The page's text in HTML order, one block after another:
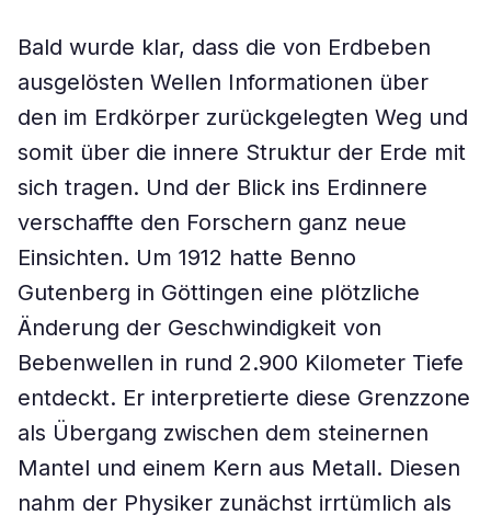
Bald wurde klar, dass die von Erdbeben
ausgelösten Wellen Informationen über
den im Erdkörper zurückgelegten Weg und
somit über die innere Struktur der Erde mit
sich tragen. Und der Blick ins Erdinnere
verschaffte den Forschern ganz neue
Einsichten. Um 1912 hatte Benno
Gutenberg in Göttingen eine plötzliche
Änderung der Geschwindigkeit von
Bebenwellen in rund 2.900 Kilometer Tiefe
entdeckt. Er interpretierte diese Grenzzone
als Übergang zwischen dem steinernen
Mantel und einem Kern aus Metall. Diesen
nahm der Physiker zunächst irrtümlich als